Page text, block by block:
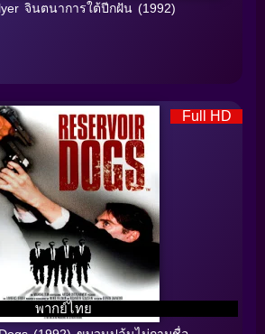
จินตนาการใต้ปีกฝัน (1992)
Full HD
พากย์ไทย